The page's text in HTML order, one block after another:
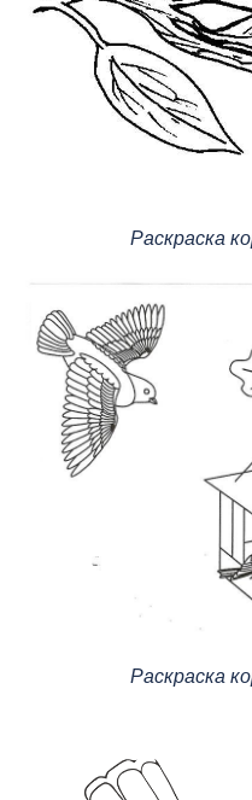
Раскраска
Раскраска